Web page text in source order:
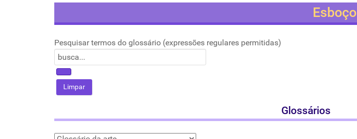
Esboço
Pesquisar termos do glossário (expressões regulares permitidas)
Glossários